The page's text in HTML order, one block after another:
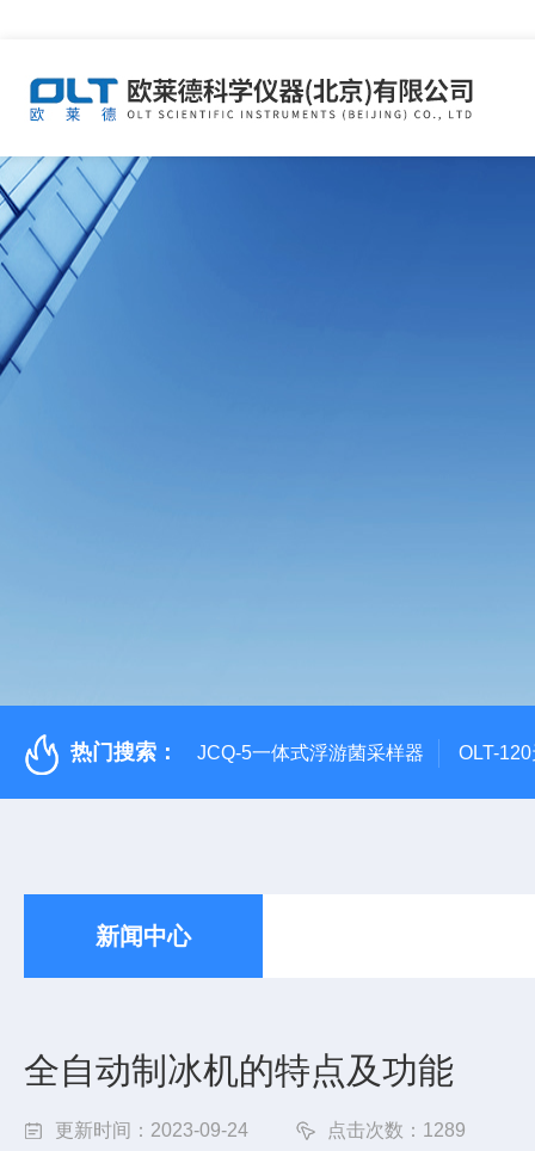
热门搜索： JCQ-5一体式浮游菌采样器 OLT-
新闻中心
全自动制冰机的特点及功能
更新时间：2023-09-24 点击次数：1289